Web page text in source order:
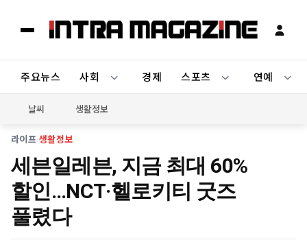
주요뉴스 사회 경제 스포츠 연예
날씨 생활정보
라이프›생활정보
세븐일레븐, 지금 최대 60%
할인…NCT·헬로키티 굿즈
풀렸다